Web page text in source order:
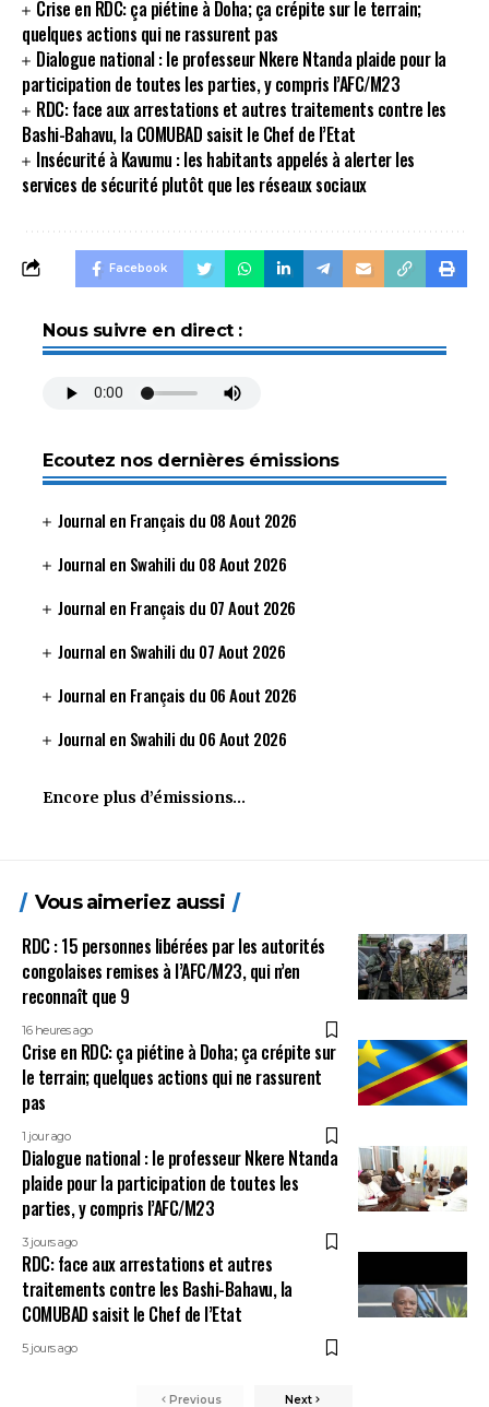
Crise en RDC: ça piétine à Doha; ça crépite sur le terrain;
quelques actions qui ne rassurent pas
Dialogue national : le professeur Nkere Ntanda plaide pour la
participation de toutes les parties, y compris l’AFC/M23
RDC: face aux arrestations et autres traitements contre les
Bashi-Bahavu, la COMUBAD saisit le Chef de l’Etat
Insécurité à Kavumu : les habitants appelés à alerter les
services de sécurité plutôt que les réseaux sociaux
Facebook
Nous suivre en direct :
Ecoutez nos dernières émissions
Journal en Français du 08 Aout 2026
Journal en Swahili du 08 Aout 2026
Journal en Français du 07 Aout 2026
Journal en Swahili du 07 Aout 2026
Journal en Français du 06 Aout 2026
Journal en Swahili du 06 Aout 2026
Encore plus d’émissions…
Vous aimeriez aussi
RDC : 15 personnes libérées par les autorités
congolaises remises à l’AFC/M23, qui n’en
reconnaît que 9
16 heures ago
Crise en RDC: ça piétine à Doha; ça crépite sur
le terrain; quelques actions qui ne rassurent
pas
1 jour ago
Dialogue national : le professeur Nkere Ntanda
plaide pour la participation de toutes les
parties, y compris l’AFC/M23
3 jours ago
RDC: face aux arrestations et autres
traitements contre les Bashi-Bahavu, la
COMUBAD saisit le Chef de l’Etat
5 jours ago
Previous Next